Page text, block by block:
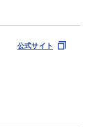
公式サイト